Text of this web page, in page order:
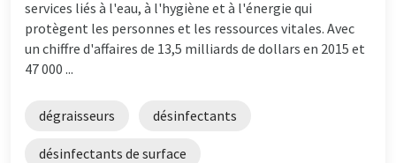
services liés à l'eau, à l'hygiène et à l'énergie qui
protègent les personnes et les ressources vitales. Avec
un chiffre d'affaires de 13,5 milliards de dollars en 2015 et
47 000 ...
dégraisseurs désinfectants
désinfectants de surface